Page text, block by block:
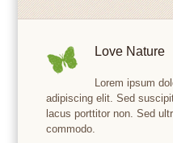
Love Nature
Lorem ipsum
adipiscing elit. Sed
lacus porttitor non. Sed
commodo.